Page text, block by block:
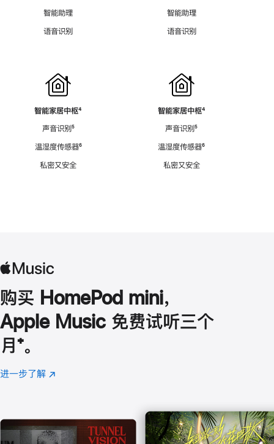
智能助理
语音识别
智能家居中枢脚
⁴
声音识别脚
⁵
温湿度传感器脚
⁶
私密又安全
智能助理
语音识别
智能家居中枢脚
⁴
声音识别脚
⁵
温湿度传感器脚
⁶
私密又安全
购买 HomePod mini，
Apple Music 免费试听三个
月 脚
注
⁺。
进一步了解 Apple
(在
口
中